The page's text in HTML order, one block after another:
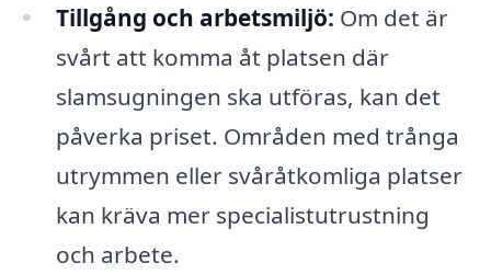
Tillgång och arbetsmiljö: Om det är
svårt att komma åt platsen där
slamsugningen ska utföras, kan det
påverka priset. Områden med trånga
utrymmen eller svåråtkomliga platser
kan kräva mer specialistutrustning
och arbete.